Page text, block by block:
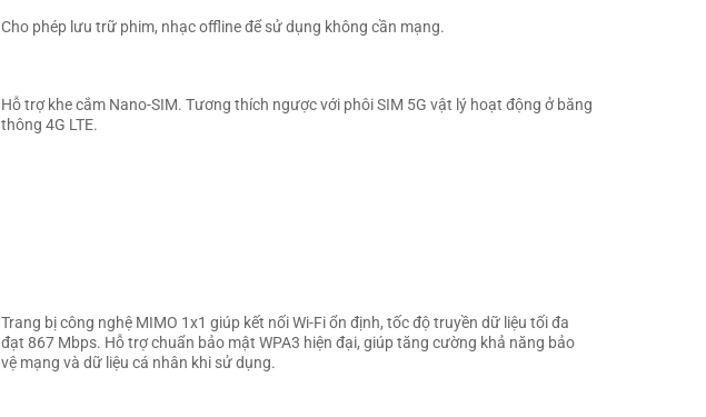
Cho phép lưu trữ phim, nhạc offline để sử dụng không cần mạng.
Hỗ trợ khe cắm Nano-SIM. Tương thích ngược với phôi SIM 5G vật lý hoạt động ở băng
thông 4G LTE.
Trang bị công nghệ MIMO 1x1 giúp kết nối Wi-Fi ổn định, tốc độ truyền dữ liệu tối đa
đạt 867 Mbps. Hỗ trợ chuẩn bảo mật WPA3 hiện đại, giúp tăng cường khả năng bảo
vệ mạng và dữ liệu cá nhân khi sử dụng.